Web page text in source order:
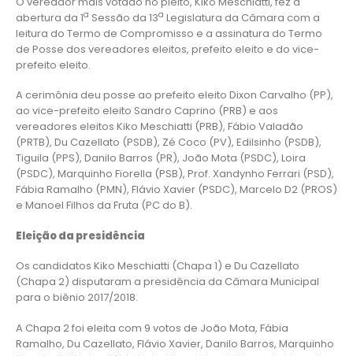
abertura da 1a Sessão da 13a Legislatura da Câmara com a
leitura do Termo de Compromisso e a assinatura do Termo
de Posse dos vereadores eleitos, prefeito eleito e do vice-
prefeito eleito.
A cerimônia deu posse ao prefeito eleito Dixon Carvalho (PP),
ao vice-prefeito eleito Sandro Caprino (PRB) e aos
vereadores eleitos Kiko Meschiatti (PRB), Fábio Valadão
(PRTB), Du Cazellato (PSDB), Zé Coco (PV), Edilsinho (PSDB),
Tiguila (PPS), Danilo Barros (PR), João Mota (PSDC), Loira
(PSDC), Marquinho Fiorella (PSB), Prof. Xandynho Ferrari (PSD),
Fábia Ramalho (PMN), Flávio Xavier (PSDC), Marcelo D2 (PROS)
e Manoel Filhos da Fruta (PC do B).
Eleição da presidência
Os candidatos Kiko Meschiatti (Chapa 1) e Du Cazellato
(Chapa 2) disputaram a presidência da Câmara Municipal
para o biênio 2017/2018.
A Chapa 2 foi eleita com 9 votos de João Mota, Fábia
Ramalho, Du Cazellato, Flávio Xavier, Danilo Barros, Marquinho